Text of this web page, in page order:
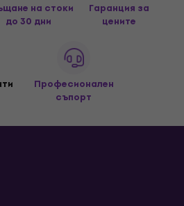
на стоки
до 30 дни
Гаранция за
цените
Професионален
съпорт